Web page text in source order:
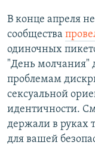
В конце апреля
сообщества
одиночных
"День молчания"
проблемам
сексуальной
идентичности.
держали в руках
для вашей